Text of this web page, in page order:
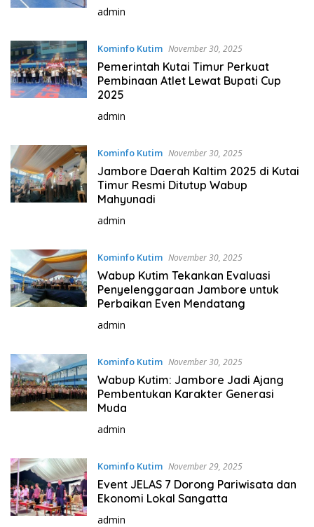
admin
Kominfo Kutim November 30, 2025
Pemerintah Kutai Timur Perkuat
Pembinaan Atlet Lewat Bupati Cup
2025
admin
Kominfo Kutim November 30, 2025
Jambore Daerah Kaltim 2025 di Kutai
Timur Resmi Ditutup Wabup
Mahyunadi
admin
Kominfo Kutim November 30, 2025
Wabup Kutim Tekankan Evaluasi
Penyelenggaraan Jambore untuk
Perbaikan Even Mendatang
admin
Kominfo Kutim November 30, 2025
Wabup Kutim: Jambore Jadi Ajang
Pembentukan Karakter Generasi
Muda
admin
Kominfo Kutim November 29, 2025
Event JELAS 7 Dorong Pariwisata dan
Ekonomi Lokal Sangatta
admin